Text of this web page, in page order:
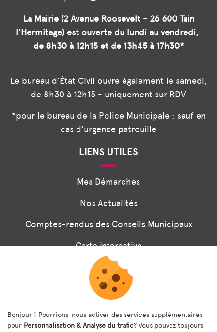
La Mairie (2 Avenue Roosevelt - 26 600 Tain
l'Hermitage) est ouverte du lundi au vendredi,
de 8h30 à 12h15 et de 13h45 à 17h30*
Le bureau d'État Civil ouvre également le samedi,
de 8h30 à 12h15 - uniquement sur RDV
*pour le bureau de la Police Municipale : sauf en
cas d'urgence patrouille
LIENS UTILES
Mes Démarches
Nos Actualités
Comptes-rendus des Conseils Municipaux
Carte interactive
Associations
Formulaire panneaux digitaux
Bonjour ! Pourrions-nous activer des services supplémentaires
pour Personnalisation & Analyse du trafic? Vous pouvez toujours